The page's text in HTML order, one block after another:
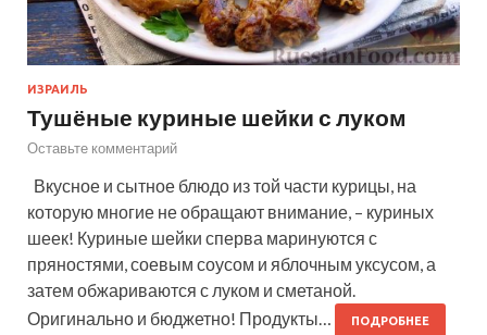
ИЗРАИЛЬ
Тушёные куриные шейки с луком
Оставьте комментарий
Вкусное и сытное блюдо из той части курицы, на
которую многие не обращают внимание, – куриных
шеек! Куриные шейки сперва маринуются с
пряностями, соевым соусом и яблочным уксусом, а
затем обжариваются с луком и сметаной.
Оригинально и бюджетно! Продукты…
ПОДРОБНЕЕ